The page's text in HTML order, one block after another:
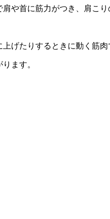
や首に筋力がつき、肩こり
げたりするときに動く筋
ます。